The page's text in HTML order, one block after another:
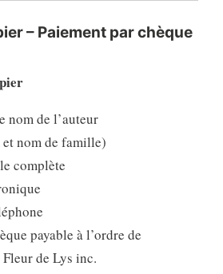
– Paiement par chèque
nom de l’auteur
nom de famille)
complète
payable à l’ordre de
de Lys inc.